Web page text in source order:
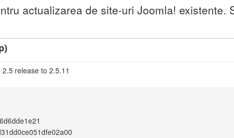
actualizarea de site-uri Joomla! existente.
release to 2.5.11